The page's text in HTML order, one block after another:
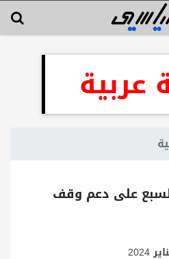
على دعم وقف